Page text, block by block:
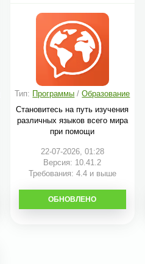
Тип: Программы /Образование
Становитесь на путь изучения
различных языков всего мира
при помощи
22-07-2026, 01:28
Версия: 10.41.2
Требования: 4.4 и выше
СКАЧАТЬ
ОБНОВЛЕНО